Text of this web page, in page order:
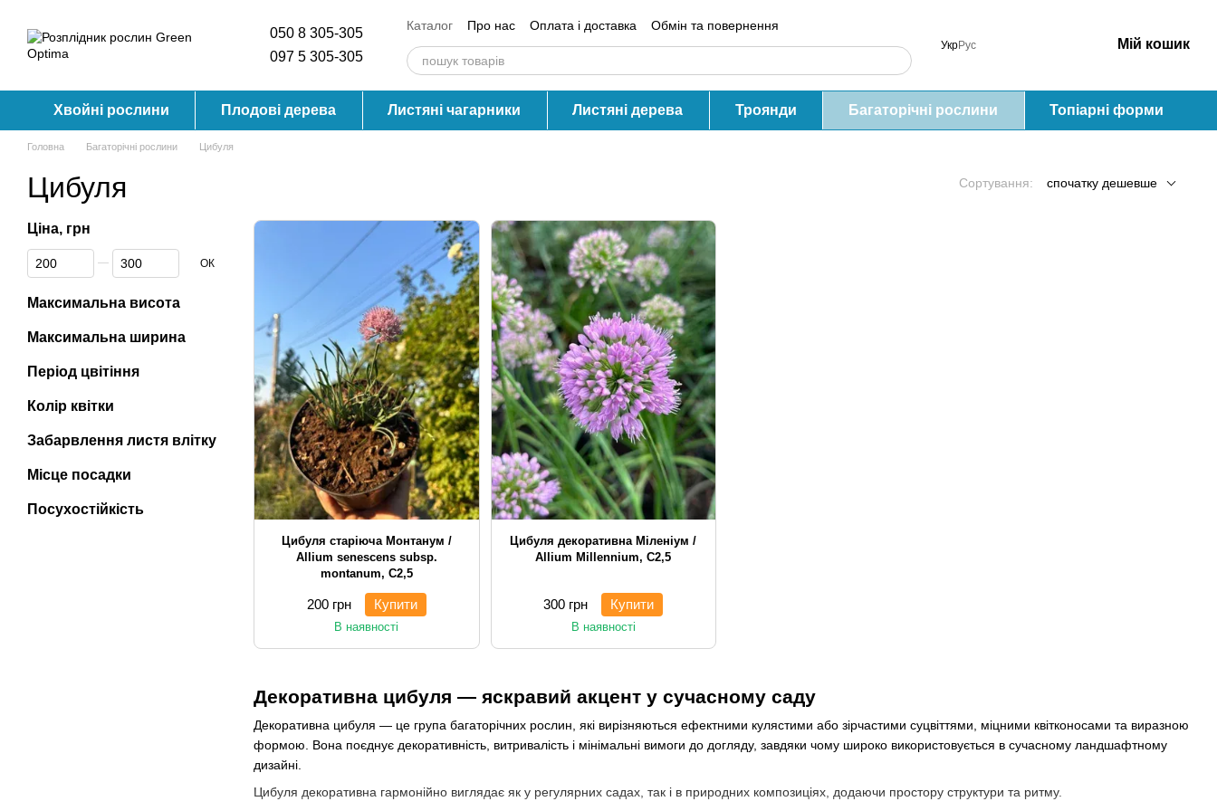
050 8 305-305
097 5 305-305
Каталог Про нас Оплата і доставка
Обмін та повернення
Контактна інформація
Блог Відгуки про магазин УкрРус Мій кошик
Хвойні рослини Плодові дерева Листяні чагарники Листяні дерева Троянди Багаторічні рослини Топіарні форми
Головна Багаторічні рослини Цибуля
Цибуля Сортування: спочатку дешевше
Декоративна цибуля — яскравий акцент у сучасному саду
Декоративна цибуля — це група багаторічних рослин, які вирізняються ефектними кулястими або зірчастими суцвіттями, міцними квітконосами та виразною
формою. Вона поєднує декоративність, витривалість і мінімальні вимоги до догляду, завдяки чому широко використовується в сучасному ландшафтному
дизайні.
Цибуля декоративна гармонійно виглядає як у регулярних садах, так і в природних композиціях, додаючи простору структури та ритму.
Цибуля старіюча Монтанум /
Allium senescens subsp.
montanum, С2,5
200 грн Купити
В наявності
Цибуля декоративна Міленіум /
Allium Millennium, С2,5
300 грн Купити
В наявності
Ціна, грн
Від Ціна, грн
До Ціна, грн ОК
Максимальна висота
Максимальна ширина
Період цвітіння
Колір квітки
Забарвлення листя влітку
Місце посадки
Посухостійкість